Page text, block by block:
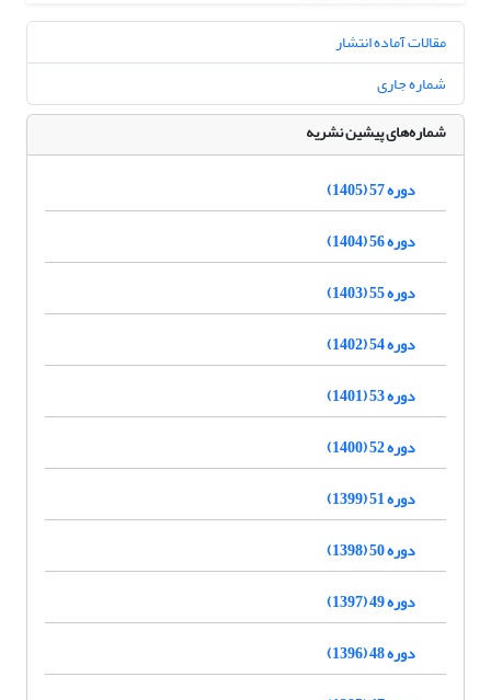
مقالات آماده انتشار
شماره جاری
شماره‌های پیشین نشریه
دوره 57 (1405)
دوره 56 (1404)
دوره 55 (1403)
دوره 54 (1402)
دوره 53 (1401)
دوره 52 (1400)
دوره 51 (1399)
دوره 50 (1398)
دوره 49 (1397)
دوره 48 (1396)